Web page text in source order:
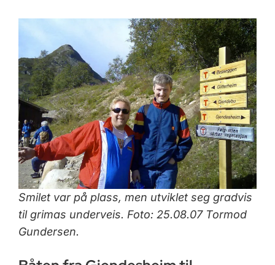
Smilet var på plass, men utviklet seg gradvis
til grimas underveis. Foto: 25.08.07 Tormod
Gundersen.